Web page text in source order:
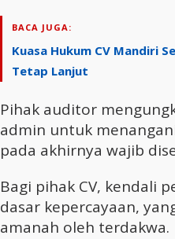
BACA JUGA:
Kuasa Hukum CV Mandiri
Tetap Lanjut
Pihak auditor
admin untuk
pada akhirnya wajib
Bagi pihak CV, kendali
dasar kepercayaan,
amanah oleh terdakwa.